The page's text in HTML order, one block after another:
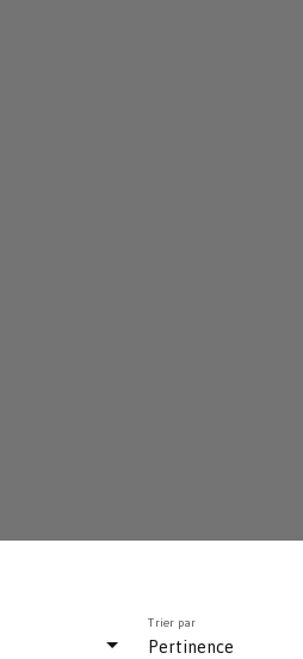
Pertinence
Trier par